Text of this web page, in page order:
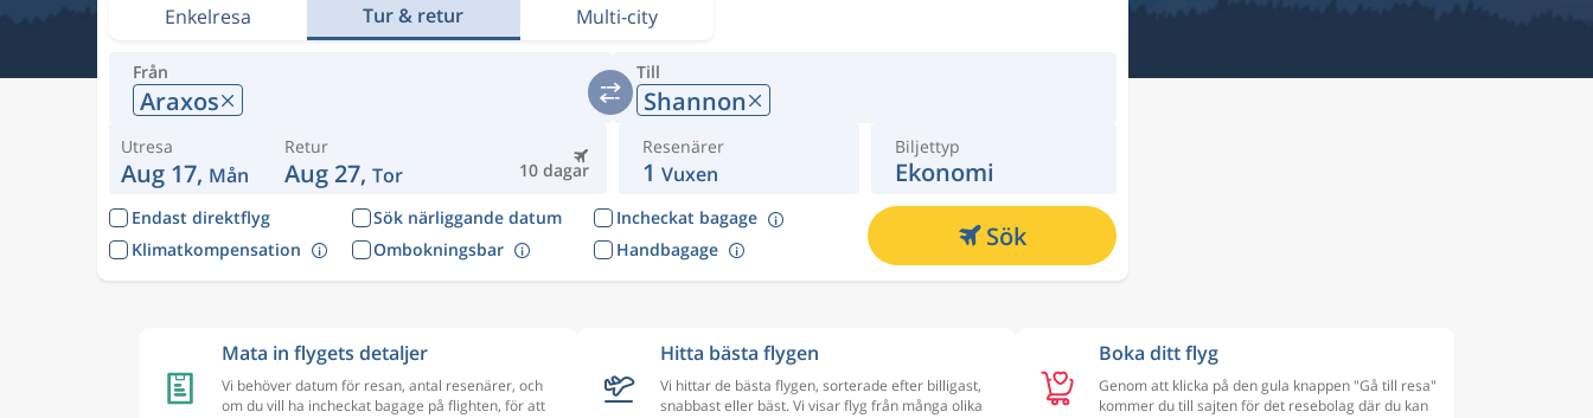
Enkelresa Tur & retur Multi-city
Från
Araxos
Till
Shannon
Utresa
Aug 17, Mån 10 dagar
Retur
Aug 27, Tor
Resenärer
1 Vuxen
Biljettyp
Ekonomi
Endast direktflyg Sök närliggande datum
Incheckat bagage
Klimatkompensation
Ombokningsbar Handbagage Sök
Mata in flygets detaljer
Vi behöver datum för resan, antal resenärer, och
om du vill ha incheckat bagage på flighten, för att
Hitta bästa flygen
Vi hittar de bästa flygen, sorterade efter billigast,
snabbast eller bäst. Vi visar flyg från många olika
Boka ditt flyg
Genom att klicka på den gula knappen "Gå till resa"
kommer du till sajten för det resebolag där du kan